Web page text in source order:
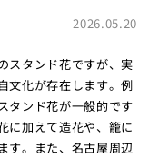
2026.05.20
スタンド花ですが、実
文化が存在します。例
タンド花が一般的です
に加えて造花や、籠に
す。また、名古屋周辺